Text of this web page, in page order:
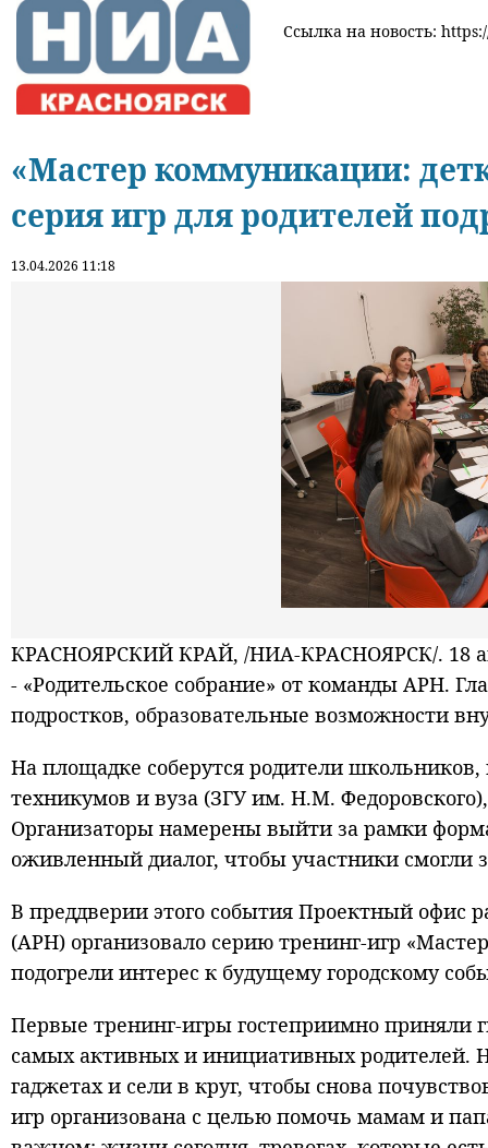
Ссылка на новость:
«Мастер коммуникации:
серия игр для родителей
13.04.2026 11:18
КРАСНОЯРСКИЙ КРАЙ, /НИА-КРАСНОЯРСК/. 18
- «Родительское собрание» от команды АРН.
подростков, образовательные возможности
На площадке соберутся родители школьников,
техникумов и вуза (ЗГУ им. Н.М.
Организаторы намерены выйти за рамки
оживленный диалог, чтобы участники
В преддверии этого события Проектный офис
(АРН) организовало серию тренинг-игр
подогрели интерес к будущему городскому
Первые тренинг-игры гостеприимно приняли
самых активных и инициативных родителей.
гаджетах и сели в круг, чтобы снова
игр организована с целью помочь мамам и